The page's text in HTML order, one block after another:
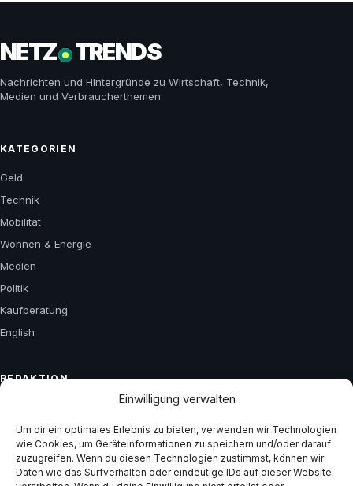
Einwilligung verwalten
Um dir ein optimales Erlebnis zu bieten, verwenden wir Technologien
wie Cookies, um Geräteinformationen zu speichern und/oder darauf
zuzugreifen. Wenn du diesen Technologien zustimmst, können wir
Daten wie das Surfverhalten oder eindeutige IDs auf dieser Website
NETZ TRENDS
Nachrichten und Hintergründe zu Wirtschaft, Technik,
Medien und Verbraucherthemen
KATEGORIEN
Geld
Technik
Mobilität
Wohnen & Energie
Medien
Politik
Kaufberatung
English
REDAKTION
Kontakt
Impressum
Datenschutz